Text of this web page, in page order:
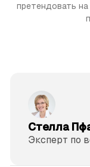
претендовать
Стелла
Эксперт по